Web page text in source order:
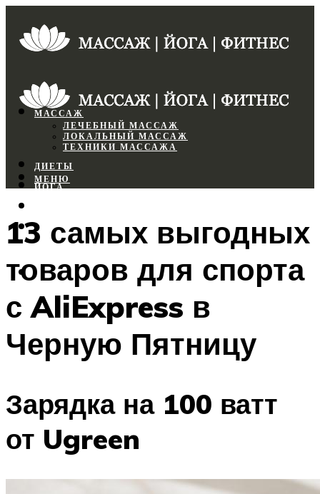
МАССАЖ
ЛЕЧЕБНЫЙ МАССАЖ
ЛОКАЛЬНЫЙ МАССАЖ
ТЕХНИКИ МАССАЖА
ДИЕТЫ
ЙОГА
ФИТНЕС
МЕНЮ
МЕНЮ
13 самых выгодных
товаров для спорта
с AliExpress в
Черную Пятницу
Зарядка на 100 ватт
от Ugreen